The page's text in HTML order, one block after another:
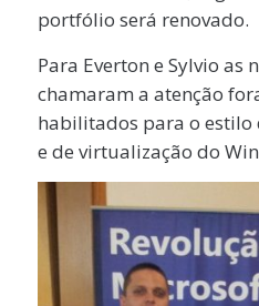
portfólio será renovado.
Para Everton e Sylvio as
chamaram a atenção
habilitados para o
e de virtualização do